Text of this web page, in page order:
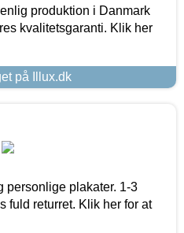
produktion i Danmark
kvalitetsgaranti. Klik her
på Illux.dk
plakater. 1-3
fuld returret. Klik her for at